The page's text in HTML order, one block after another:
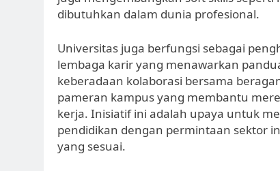
dibutuhkan dalam dunia profesional.
Universitas juga berfungsi sebagai
lembaga karir yang menawarkan
keberadaan kolaborasi bersama
pameran kampus yang membantu
kerja. Inisiatif ini adalah upaya untuk
pendidikan dengan permintaan sektor
yang sesuai.